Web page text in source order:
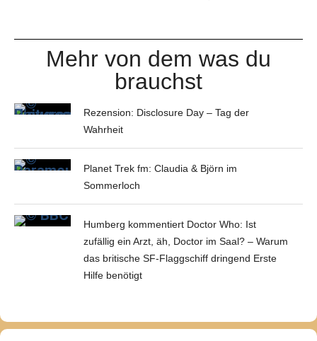
Mehr von dem was du
brauchst
Rezension: Disclosure Day – Tag der
Wahrheit
Planet Trek fm: Claudia & Björn im
Sommerloch
Humberg kommentiert Doctor Who: Ist
zufällig ein Arzt, äh, Doctor im Saal? – Warum
das britische SF-Flaggschiff dringend Erste
Hilfe benötigt